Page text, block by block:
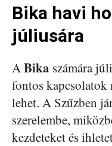
Bika havi
júliusára
ABika számára
fontos kapcsolatok
lehet. A Szűzben
szerelembe,
kezdeteket és